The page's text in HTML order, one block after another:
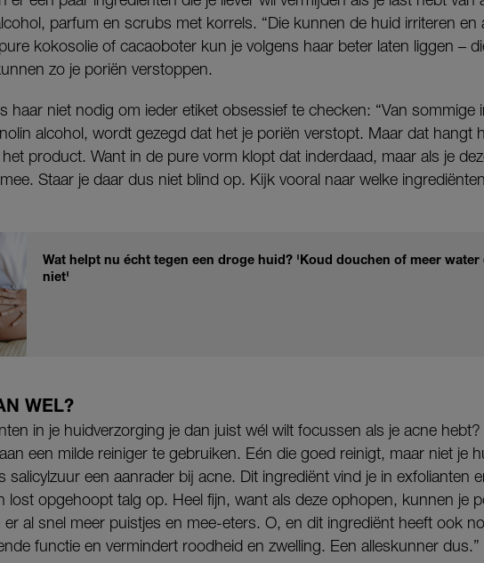
parfum en scrubs met korrels. “Die kunnen de huid irriteren en
kokosolie of cacaoboter kun je volgens haar beter laten liggen –
zo je poriën verstoppen.
haar niet nodig om ieder etiket obsessief te checken: “Van sommige
alcohol, wordt gezegd dat het je poriën verstopt. Maar dat hangt
product. Want in de pure vorm klopt dat inderdaad, maar als je
Staar je daar dus niet blind op. Kijk vooral naar welke
Wat helpt nu écht tegen een droge huid? 'Koud douchen of meer
niet'
WEL?
in je huidverzorging je dan juist wél wilt focussen als je acne hebt?
een milde reiniger te gebruiken. Eén die goed reinigt, maar niet je
salicylzuur een aanrader bij acne. Dit ingrediënt vind je in exfolianten
lost opgehoopt talg op. Heel fijn, want als deze ophopen, kunnen je
al snel meer puistjes en mee-eters. O, en dit ingrediënt heeft ook
functie en vermindert roodheid en zwelling. Een alleskunner dus.”